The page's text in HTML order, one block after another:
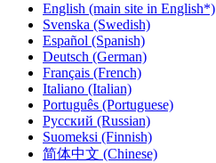
English (main site in English*)
Svenska (Swedish)
Español (Spanish)
Deutsch (German)
Français (French)
Italiano (Italian)
Português (Portuguese)
Русский (Russian)
Suomeksi (Finnish)
简体中文 (Chinese)